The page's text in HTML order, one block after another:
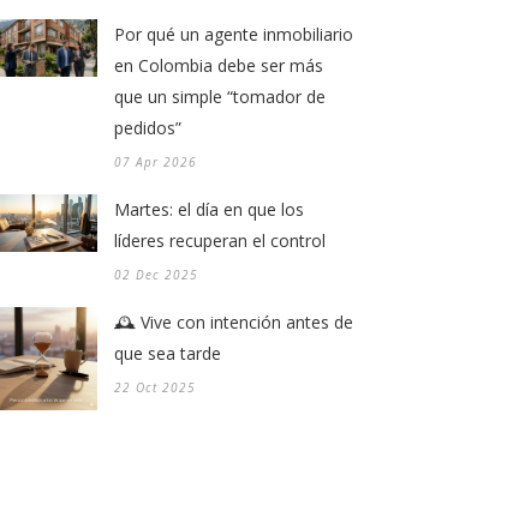
Por qué un agente inmobiliario
en Colombia debe ser más
que un simple “tomador de
pedidos”
07 Apr 2026
Martes: el día en que los
líderes recuperan el control
02 Dec 2025
🕰️ Vive con intención antes de
que sea tarde
22 Oct 2025